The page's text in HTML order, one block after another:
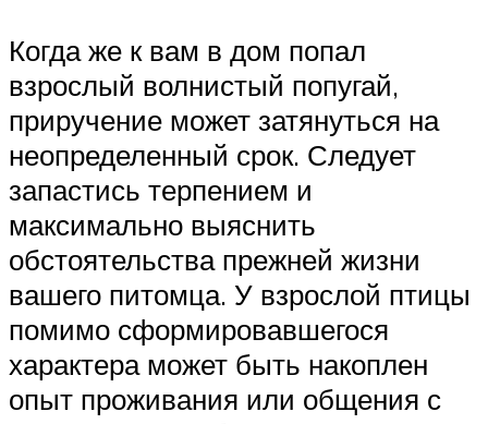
Когда же к вам в дом попал
взрослый волнистый попугай,
приручение может затянуться на
неопределенный срок. Следует
запастись терпением и
максимально выяснить
обстоятельства прежней жизни
вашего питомца. У взрослой птицы
помимо сформировавшегося
характера может быть накоплен
опыт проживания или общения с